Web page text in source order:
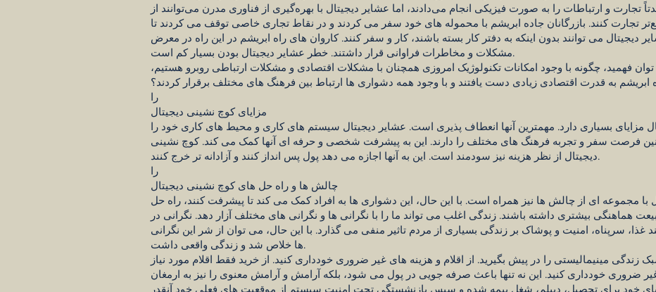
تجارت و ارتباطات را به صورت فیزیکی انجام می‌دادند، اما عشایر دیجیتال با بهره‌گیری از فناوری مدرن می‌توانند از
تجارت کنند. بازرگانان جاده ابریشم با محموله های خود سفر می کردند و در نقاط تجاری خاصی توقف می کردند تا
دیجیتال می توانند بدون اینکه به دفتر کار بسته باشند، کار و سفر کنند. کاروان های راه ابریشم در این راه در معرض
مشکلات و مخاطرات فراوانی قرار داشتند. خطر عشایر دیجیتال بودن بسیار کم است.
فهمید، چگونه با وجود امکانات تکنولوژیک امروزی همچنان با مشکلات اقتصادی و مشکلات ارتباطی روبرو هستیم،
ابریشم به قدرت اقتصادی زیادی دست یافتند و با وجود همه دشواری ها ارتباط بین فرهنگ های مختلف برقرار کردند؟
را
مزایای کوچ نشینی دیجیتال
مزایای بسیاری دارد. مهمترین آنها انعطاف پذیری است. عشایر دیجیتال سیستم های کاری و محیط های کاری خود را
فرصت سفر و تجربه فرهنگ های مختلف را دارند. این به پیشرفت شخصی و حرفه ای آنها کمک می کند. کوچ نشینی
دیجیتال از نظر هزینه نیز سودمند است. این به آنها اجازه می دهد پول پس انداز کنند و آزادانه تر خرج کنند.
را
چالش ها و راه حل های کوچ نشینی دیجیتال
مجموعه ای از چالش ها نیز همراه است. با این حال، این دشواری ها به افراد کمک می کند تا پیشرفت کنند، راه حل
هماهنگی بیشتری داشته باشند. زندگی اغلب می تواند ما را با نگرانی ها و نگرانی های مختلف آزار دهد. نگرانی در
غذا، سرپناه، امنیت و پوشاک بر زندگی بسیاری از مردم تاثیر منفی می گذارد. با این حال، می توان از شر این نگرانی
ها خلاص شد و زندگی واقعی داشت.
زندگی مینیمالیستی را در پیش بگیرید. از اقلام و هزینه های غیر ضروری خودداری کنید. از خرید فقط اقلام مورد نیاز
ضروری خودداری کنید. این نه تنها باعث صرفه جویی در پول می شود، بلکه آرامش و آرامش معنوی را نیز به ارمغان
خود برای تحصیل، دیپلم، شغل بیمه شده و سپس بازنشستگی تحت امنیت سیستم از موقعیت های فعلی خود آنقدر